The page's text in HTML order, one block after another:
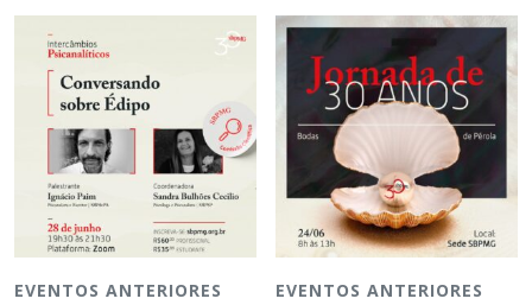
EVENTOS ANTERIORES
EVENTOS ANTERIORES